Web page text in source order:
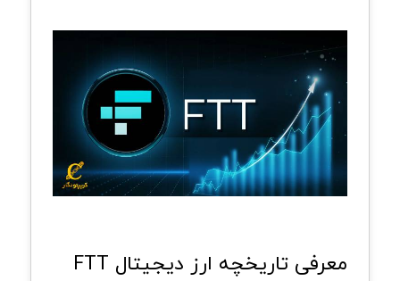
معرفی تاریخچه ارز دیجیتال FTT